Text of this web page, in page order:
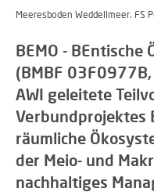
Meeresboden Weddellmeer.
BEMO - BEntische
(BMBF
AWI geleitete
Verbundprojektes
räumliche
der Meio- und
nachhaltiges